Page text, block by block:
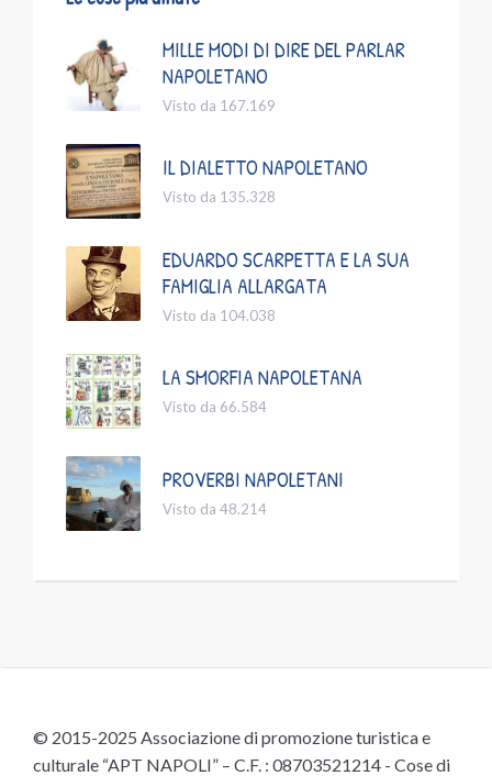
MILLE MODI DI DIRE DEL PARLAR
NAPOLETANO
Visto da 167.169
IL DIALETTO NAPOLETANO
Visto da 135.328
EDUARDO SCARPETTA E LA SUA
FAMIGLIA ALLARGATA
Visto da 104.038
LA SMORFIA NAPOLETANA
Visto da 66.584
PROVERBI NAPOLETANI
Visto da 48.214
© 2015-2025 Associazione di promozione turistica e
culturale “APT NAPOLI” – C.F. : 08703521214 - Cose di